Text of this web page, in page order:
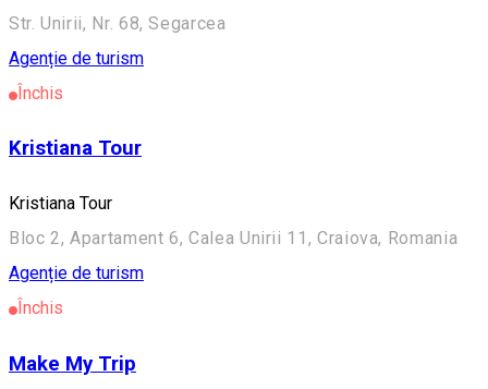
Str. Unirii, Nr. 68, Segarcea
Agenție de turism
Închis
Kristiana Tour
Kristiana Tour
Bloc 2, Apartament 6, Calea Unirii 11, Craiova, Romania
Agenție de turism
Închis
Make My Trip